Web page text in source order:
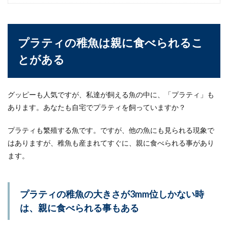
戻すには？水質をチェック！
ウーパールーパーには首飾りのようにふさふさし
たエラがついていますが、これがふさふさせずに
カナヘビの飼い方で必要となる土はどんなものを
用意したらいいのでしょうか？外でつかまえたも
プラティの稚魚は親に食べられるこ
とがある
グッピーも人気ですが、私達が飼える魚の中に、「プラティ」も
あります。あなたも自宅でプラティを飼っていますか？
プラティも繁殖する魚です。ですが、他の魚にも見られる現象で
はありますが、稚魚も産まれてすぐに、親に食べられる事があり
ます。
プラティの稚魚の大きさが3mm位しかない時
は、親に食べられる事もある